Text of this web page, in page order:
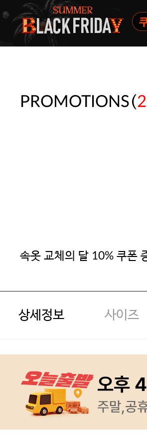
PROMOTIONS(2
속옷 교체의 달 10% 쿠폰
상세정보 사이즈